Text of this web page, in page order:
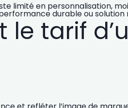
limité en personnalisation,
durable ou
tarif